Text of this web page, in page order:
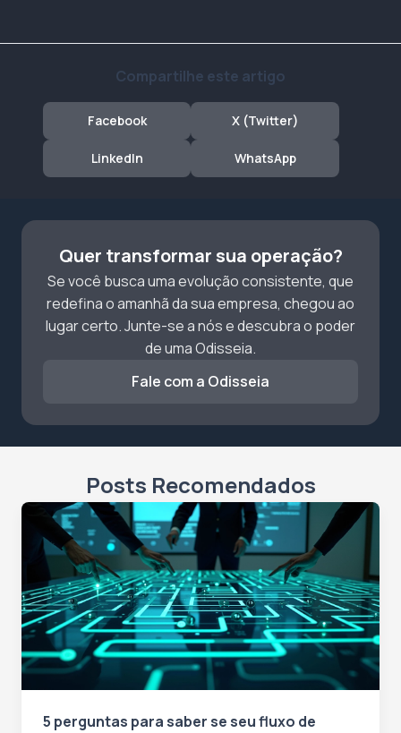
Compartilhe este artigo
Facebook X (Twitter)
LinkedIn WhatsApp
Quer transformar sua operação?
Se você busca uma evolução consistente, que
redefina o amanhã da sua empresa, chegou ao
lugar certo. Junte-se a nós e descubra o poder
de uma Odisseia.
Fale com a Odisseia
Posts Recomendados
5 perguntas para saber se seu fluxo de